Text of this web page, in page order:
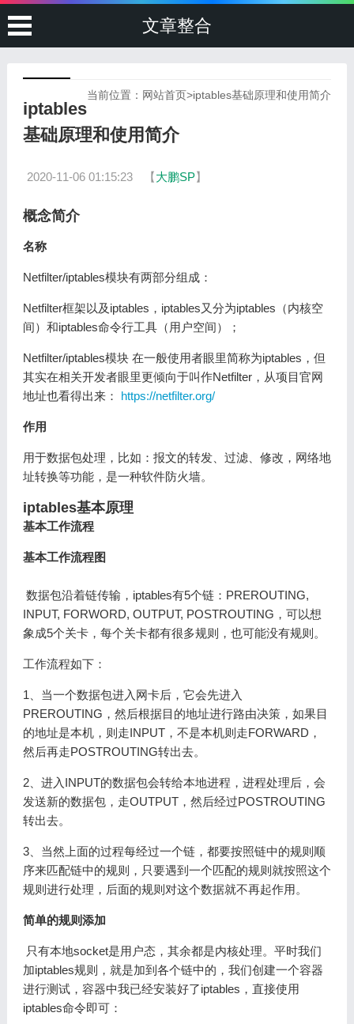
文章整合
当前位置： 网站首页>iptables基础原理和使用简介
iptables
基础原理和使用简介
2020-11-06 01:15:23 【大鹏SP】
概念简介
名称
Netfilter/iptables模块有两部分组成：
Netfilter框架以及iptables，iptables又分为iptables（内核空
间）和iptables命令行工具（用户空间）；
Netfilter/iptables模块 在一般使用者眼里简称为iptables，但
其实在相关开发者眼里更倾向于叫作Netfilter，从项目官网
地址也看得出来： https://netfilter.org/
作用
用于数据包处理，比如：报文的转发、过滤、修改，网络地
址转换等功能，是一种软件防火墙。
iptables基本原理
基本工作流程
基本工作流程图
​ 数据包沿着链传输，iptables有5个链：PREROUTING,
INPUT, FORWORD, OUTPUT, POSTROUTING，可以想
象成5个关卡，每个关卡都有很多规则，也可能没有规则。
工作流程如下：
1、当一个数据包进入网卡后，它会先进入
PREROUTING，然后根据目的地址进行路由决策，如果目
的地址是本机，则走INPUT，不是本机则走FORWARD，
然后再走POSTROUTING转出去。
2、进入INPUT的数据包会转给本地进程，进程处理后，会
发送新的数据包，走OUTPUT，然后经过POSTROUTING
转出去。
3、当然上面的过程每经过一个链，都要按照链中的规则顺
序来匹配链中的规则，只要遇到一个匹配的规则就按照这个
规则进行处理，后面的规则对这个数据就不再起作用。
简单的规则添加
​ 只有本地socket是用户态，其余都是内核处理。平时我们
加iptables规则，就是加到各个链中的，我们创建一个容器
进行测试，容器中我已经安装好了iptables，直接使用
iptables命令即可：